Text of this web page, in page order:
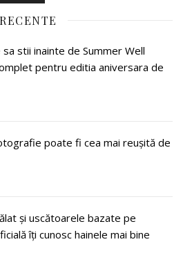
RECENTE
stii inainte de Summer Well
pentru editia aniversara de
poate fi cea mai reușită de
și uscătoarele bazate pe
îți cunosc hainele mai bine